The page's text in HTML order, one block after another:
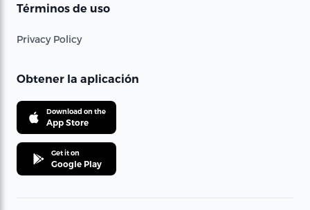
Términos de uso
Privacy Policy
Obtener la aplicación
Download on the
App Store
Get it on
Google Play